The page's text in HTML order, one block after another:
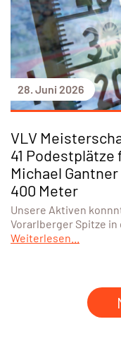
28. Juni 2026
VLV
41 Podestplätze
Michael
400 Meter
Unsere Aktiven
Vorarlberger Spitze
Weiterlesen...